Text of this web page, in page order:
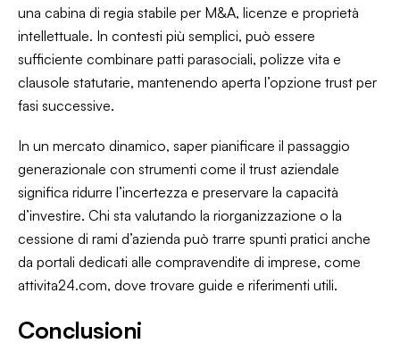
una cabina di regia stabile per M&A, licenze e proprietà
intellettuale. In contesti più semplici, può essere
sufficiente combinare patti parasociali, polizze vita e
clausole statutarie, mantenendo aperta l’opzione trust per
fasi successive.
In un mercato dinamico, saper pianificare il passaggio
generazionale con strumenti come il trust aziendale
significa ridurre l’incertezza e preservare la capacità
d’investire. Chi sta valutando la riorganizzazione o la
cessione di rami d’azienda può trarre spunti pratici anche
da portali dedicati alle compravendite di imprese, come
attivita24.com, dove trovare guide e riferimenti utili.
Conclusioni